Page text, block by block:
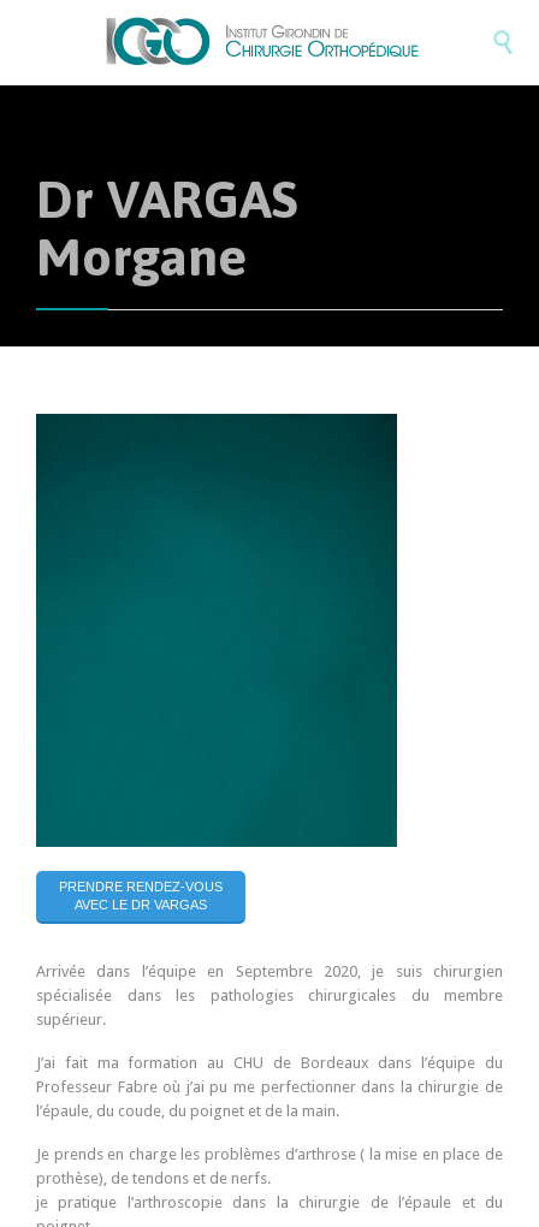

Dr VARGAS
Morgane
PRENDRE RENDEZ-VOUS
AVEC LE DR VARGAS
Arrivée dans l’équipe en Septembre 2020, je suis chirurgien
spécialisée dans les pathologies chirurgicales du membre
supérieur.
J’ai fait ma formation au CHU de Bordeaux dans l’équipe du
Professeur Fabre où j’ai pu me perfectionner dans la chirurgie de
l’épaule, du coude, du poignet et de la main.
Je prends en charge les problèmes d’arthrose ( la mise en place de
prothèse), de tendons et de nerfs.
je pratique l’arthroscopie dans la chirurgie de l’épaule et du